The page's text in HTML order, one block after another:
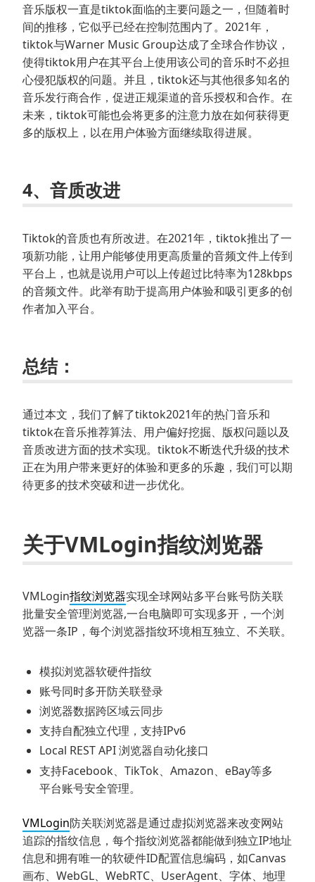
音乐版权一直是tiktok面临的主要问题之一，但随着时
间的推移，它似乎已经在控制范围内了。2021年，
tiktok与Warner Music Group达成了全球合作协议，
使得tiktok用户在其平台上使用该公司的音乐时不必担
心侵犯版权的问题。并且，tiktok还与其他很多知名的
音乐发行商合作，促进正规渠道的音乐授权和合作。在
未来，tiktok可能也会将更多的注意力放在如何获得更
多的版权上，以在用户体验方面继续取得进展。
4、音质改进
Tiktok的音质也有所改进。在2021年，tiktok推出了一
项新功能，让用户能够使用更高质量的音频文件上传到
平台上，也就是说用户可以上传超过比特率为128kbps
的音频文件。此举有助于提高用户体验和吸引更多的创
作者加入平台。
总结：
通过本文，我们了解了tiktok2021年的热门音乐和
tiktok在音乐推荐算法、用户偏好挖掘、版权问题以及
音质改进方面的技术实现。tiktok不断迭代升级的技术
正在为用户带来更好的体验和更多的乐趣，我们可以期
待更多的技术突破和进一步优化。
关于VMLogin指纹浏览器
VMLogin指纹浏览器实现全球网站多平台账号防关联
批量安全管理浏览器,一台电脑即可实现多开，一个浏
览器一条IP，每个浏览器指纹环境相互独立、不关联。
模拟浏览器软硬件指纹
账号同时多开防关联登录
浏览器数据跨区域云同步
支持自配独立代理，支持IPv6
Local REST API 浏览器自动化接口
支持Facebook、TikTok、Amazon、eBay等多
平台账号安全管理。
VMLogin防关联浏览器是通过虚拟浏览器来改变网站
追踪的指纹信息，每个指纹浏览器都能做到独立IP地址
信息和拥有唯一的软硬件ID配置信息编码，如Canvas
画布、WebGL、WebRTC、UserAgent、字体、地理